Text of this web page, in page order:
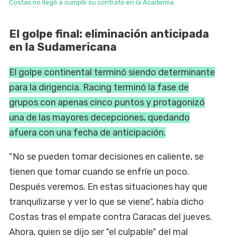
Costas no llegó a cumplir su contrato en la Academia.
El golpe final: eliminación anticipada
en la Sudamericana
El golpe continental terminó siendo determinante
para la dirigencia. Racing terminó la fase de
grupos con apenas cinco puntos y protagonizó
una de las mayores decepciones, quedando
afuera con una fecha de anticipación.
"No se pueden tomar decisiones en caliente, se
tienen que tomar cuando se enfríe un poco.
Después veremos. En estas situaciones hay que
tranquilizarse y ver lo que se viene", había dicho
Costas tras el empate contra Caracas del jueves.
Ahora, quien se dijo ser "el culpable" del mal